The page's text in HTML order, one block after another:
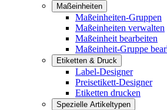
Maßeinheiten
Maßeinheiten-Gruppen
Maßeinheiten verwalten
Maßeinheit bearbeiten
Maßeinheit-Gruppe
Etiketten & Druck
Label-Designer
Preisetikett-Designer
Etiketten drucken
Spezielle Artikeltypen